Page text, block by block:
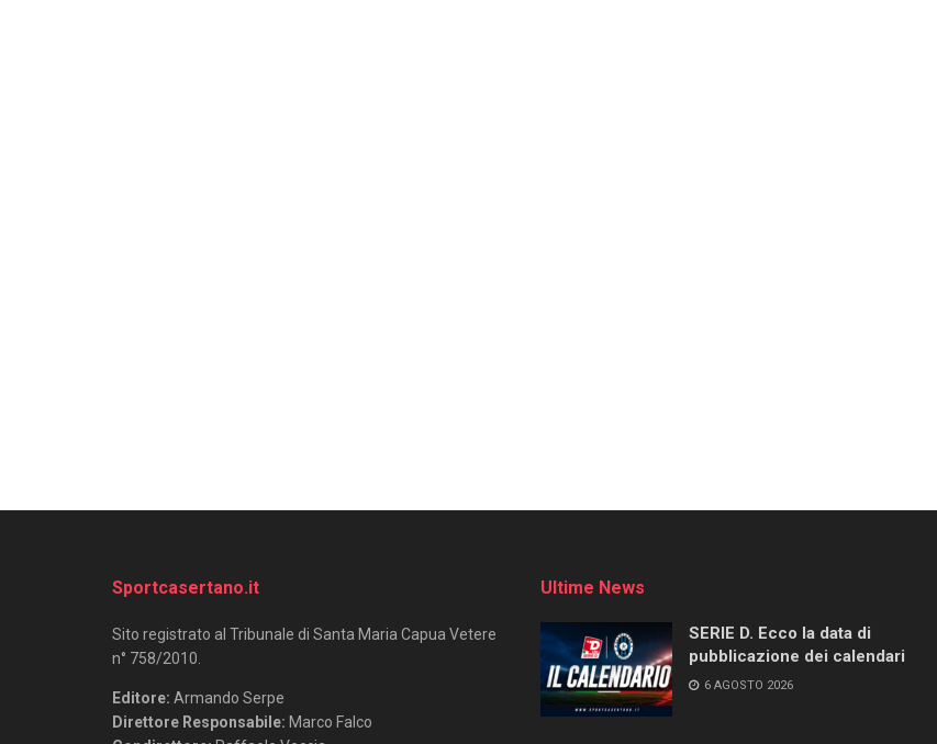
Sportcasertano.it
Sito registrato al Tribunale di Santa Maria Capua Vetere
n° 758/2010.
Editore: Armando Serpe
Direttore Responsabile: Marco Falco
Ultime News
SERIE D. Ecco la data di
pubblicazione dei calendari
6 AGOSTO 2026